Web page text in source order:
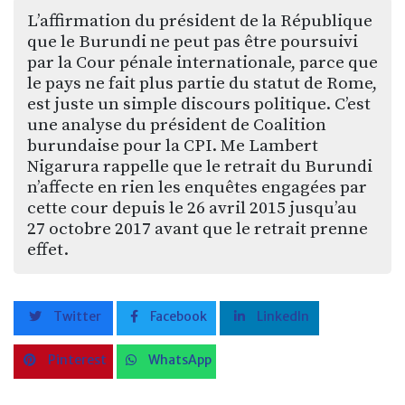
L’affirmation du président de la République
que le Burundi ne peut pas être poursuivi
par la Cour pénale internationale, parce que
le pays ne fait plus partie du statut de Rome,
est juste un simple discours politique. C’est
une analyse du président de Coalition
burundaise pour la CPI. Me Lambert
Nigarura rappelle que le retrait du Burundi
n’affecte en rien les enquêtes engagées par
cette cour depuis le 26 avril 2015 jusqu’au
27 octobre 2017 avant que le retrait prenne
effet.
Twitter Facebook LinkedIn
Pinterest WhatsApp